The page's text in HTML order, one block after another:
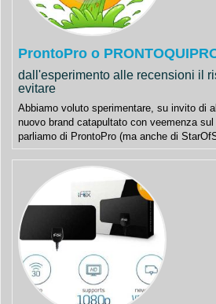
ProntoPro o
dall'esperimento alle recensioni il
evitare
Abbiamo voluto sperimentare, su invito di
nuovo brand catapultato con veemenza
parliamo di ProntoPro (ma anche di